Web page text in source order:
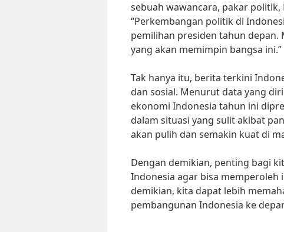
sebuah wawancara, pakar
“Perkembangan politik di
pemilihan presiden tahun
yang akan memimpin bangsa ini.”
Tak hanya itu, berita terkini
dan sosial. Menurut data yang
ekonomi Indonesia tahun ini
dalam situasi yang sulit akibat
akan pulih dan semakin kuat di
Dengan demikian, penting bagi
Indonesia agar bisa
demikian, kita dapat lebih
pembangunan Indonesia ke